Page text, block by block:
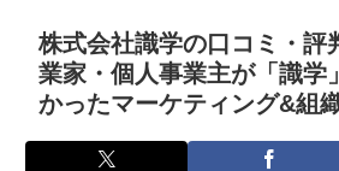
株式会社識学の口コミ・評
業家・個人事業主が「識学
かったマーケティング&組